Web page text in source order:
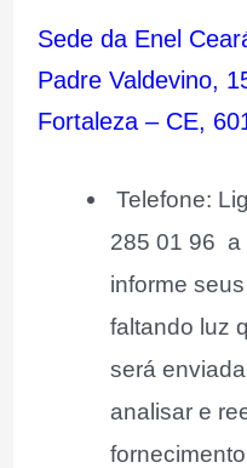
Sede da Enel
Padre Valdevino,
Fortaleza – CE,
Telefone:
285 01 96 a
informe
faltando luz
será
analisar e